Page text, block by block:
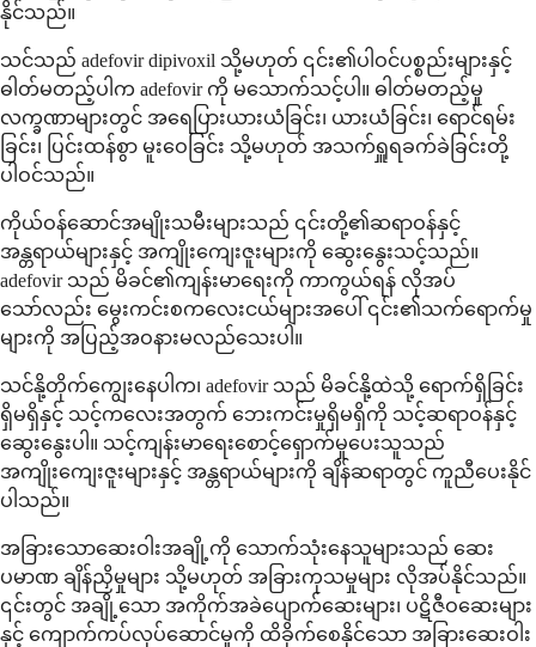
နိုင်သည်။
သင်သည် adefovir dipivoxil သို့မဟုတ် ၎င်း၏ပါဝင်ပစ္စည်းများနှင့်
ဓါတ်မတည့်ပါက adefovir ကို မသောက်သင့်ပါ။ ဓါတ်မတည့်မှု
လက္ခဏာများတွင် အရေပြားယားယံခြင်း၊ ယားယံခြင်း၊ ရောင်ရမ်း
ခြင်း၊ ပြင်းထန်စွာ မူးဝေခြင်း သို့မဟုတ် အသက်ရှူရခက်ခဲခြင်းတို့
ပါဝင်သည်။
ကိုယ်ဝန်ဆောင်အမျိုးသမီးများသည် ၎င်းတို့၏ဆရာဝန်နှင့်
အန္တရာယ်များနှင့် အကျိုးကျေးဇူးများကို ဆွေးနွေးသင့်သည်။
adefovir သည် မိခင်၏ကျန်းမာရေးကို ကာကွယ်ရန် လိုအပ်
သော်လည်း မွေးကင်းစကလေးငယ်များအပေါ် ၎င်း၏သက်ရောက်မှု
များကို အပြည့်အဝနားမလည်သေးပါ။
သင်နို့တိုက်ကျွေးနေပါက၊ adefovir သည် မိခင်နို့ထဲသို့ ရောက်ရှိခြင်း
ရှိမရှိနှင့် သင့်ကလေးအတွက် ဘေးကင်းမှုရှိမရှိကို သင့်ဆရာဝန်နှင့်
ဆွေးနွေးပါ။ သင့်ကျန်းမာရေးစောင့်ရှောက်မှုပေးသူသည်
အကျိုးကျေးဇူးများနှင့် အန္တရာယ်များကို ချိန်ဆရာတွင် ကူညီပေးနိုင်
ပါသည်။
အခြားသောဆေးဝါးအချို့ကို သောက်သုံးနေသူများသည် ဆေး
ပမာဏ ချိန်ညှိမှုများ သို့မဟုတ် အခြားကုသမှုများ လိုအပ်နိုင်သည်။
၎င်းတွင် အချို့သော အကိုက်အခဲပျောက်ဆေးများ၊ ပဋိဇီဝဆေးများ
နှင့် ကျောက်ကပ်လုပ်ဆောင်မှုကို ထိခိုက်စေနိုင်သော အခြားဆေးဝါး